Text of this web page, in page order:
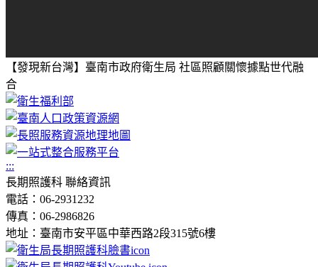
【發現新台灣】臺南市政府衛生局 社區照顧關懷據點世代融
合
:::
長期照護科 聯絡資訊
電話：06-2931232
傳真：06-2986826
地址：臺南市安平區中華西路2段315號6樓